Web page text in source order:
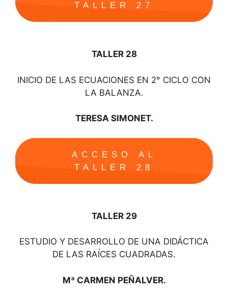
TALLER 27
TALLER 28
INICIO DE LAS ECUACIONES EN 2° CICLO CON
LA BALANZA.
TERESA SIMONET.
ACCESO AL
TALLER 28
TALLER 29
ESTUDIO Y DESARROLLO DE UNA DIDÁCTICA
DE LAS RAÍCES CUADRADAS.
Mª CARMEN PEÑALVER.